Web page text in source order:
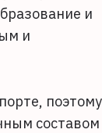
и
и
поэтому
составом